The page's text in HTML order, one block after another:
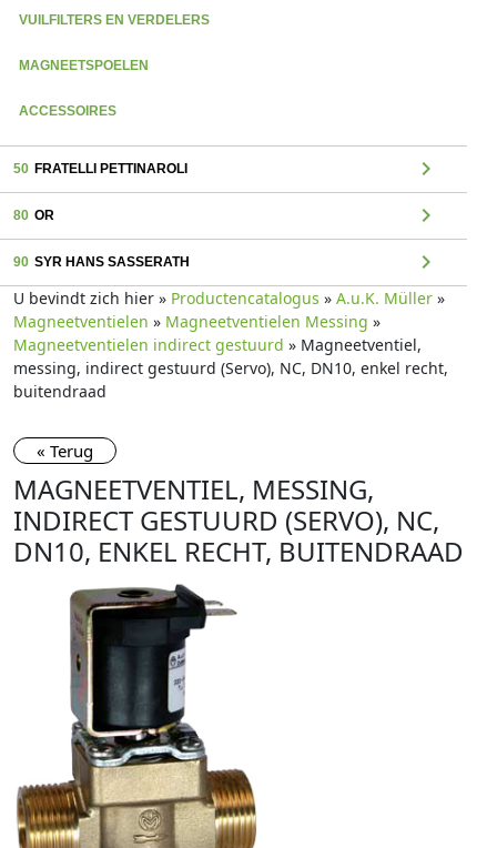
VUILFILTERS EN VERDELERS
MAGNEETSPOELEN
ACCESSOIRES
50 FRATELLI PETTINAROLI chevron_right
80 OR chevron_right
90 SYR HANS SASSERATH chevron_right
U bevindt zich hier » Productencatalogus » A.u.K. Müller »
Magneetventielen » Magneetventielen Messing »
Magneetventielen indirect gestuurd » Magneetventiel,
messing, indirect gestuurd (Servo), NC, DN10, enkel recht,
buitendraad
« Terug
MAGNEETVENTIEL, MESSING,
INDIRECT GESTUURD (SERVO), NC,
DN10, ENKEL RECHT, BUITENDRAAD